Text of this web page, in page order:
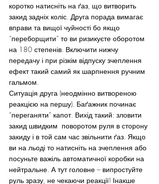
коротко натисніть на ґаз, що витворить
закид задніх коліс. Друга порада вимагає
вправи та вищої чуйності бо якщо
“переборщити” то ви ризикуєте оборотом
на 180 степенів. Включити нижчу
передачу і при різкім відпуску зчеплення
ефект такий самий як шарпнення ручним
гальмом.
Ситуація друга (неодмінно витвореною
реакцією на першу). Баґажник починає
“переганяти” капот. Вихід такий: зловити
закид швидким  поворотом руля в сторону
закиду і в той сам час звільнити ґаз. Якщо
ви на льоді то натисніть на зчеплення або
посуньте важіль автоматичної коробки на
нейтральне. А тут головне – випростуйте
руль зразу, не чекаючи реакції! Інакше